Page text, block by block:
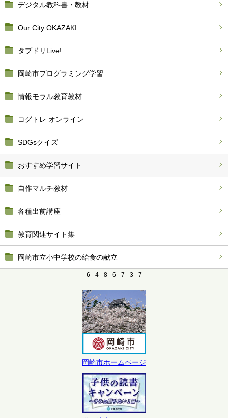
デジタル教科書・教材
Our City OKAZAKI
タブドリLive!
岡崎市プログラミング学習
情報モラル教育教材
コグトレ オンライン
SDGsクイズ
おすすめ学習サイト
自作マルチ教材
各種出前講座
教育関連サイト集
岡崎市立小中学校の給食の献立
6 4 8 6 7 3 7
岡崎市ホームページ